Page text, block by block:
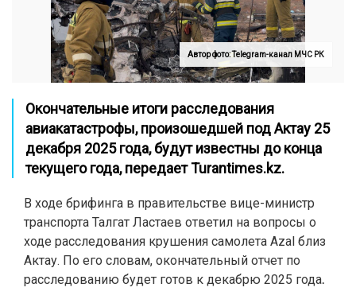
Автор фото: Telegram-канал МЧС РК
Окончательные итоги расследования
авиакатастрофы, произошедшей под Актау 25
декабря 2025 года, будут известны до конца
текущего года, передаетTurantimes.kz.
В ходе брифинга в правительстве вице-министр
транспорта Талгат Ластаев ответил на вопросы о
ходе расследования крушения самолета Azal близ
Актау. По его словам, окончательный отчет по
расследованию будет готов к декабрю 2025 года.